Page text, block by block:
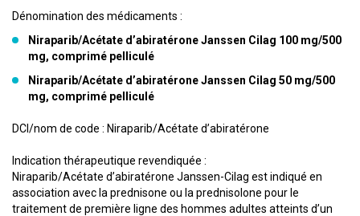
Dénomination des médicaments :
Niraparib/Acétate d’abiratérone Janssen Cilag 100 mg/500
mg, comprimé pelliculé
Niraparib/Acétate d’abiratérone Janssen Cilag 50 mg/500
mg, comprimé pelliculé
DCI/nom de code : Niraparib/Acétate d’abiratérone
Indication thérapeutique revendiquée :
Niraparib/Acétate d’abiratérone Janssen-Cilag est indiqué en
association avec la prednisone ou la prednisolone pour le
traitement de première ligne des hommes adultes atteints d’un